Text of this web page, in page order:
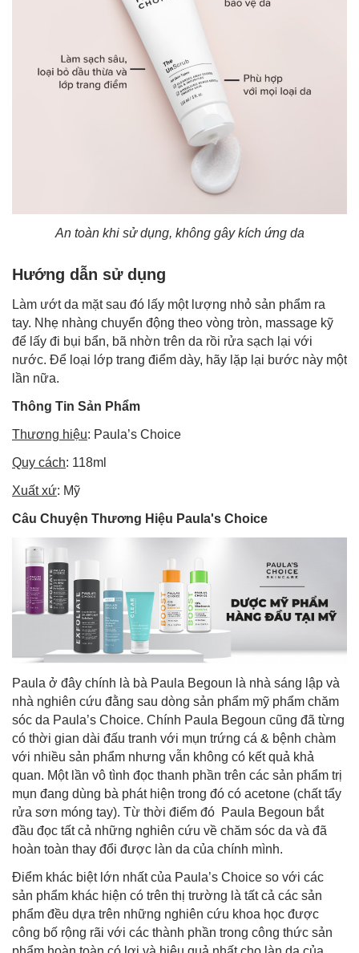
An toàn khi sử dụng, không gây kích ứng da
Hướng dẫn sử dụng
Làm ướt da mặt sau đó lấy một lượng nhỏ sản phẩm ra
tay. Nhẹ nhàng chuyển động theo vòng tròn, massage kỹ
để lấy đi bụi bẩn, bã nhờn trên da rồi rửa sạch lại với
nước. Để loại lớp trang điểm dày, hãy lặp lại bước này một
lần nữa.
Thông Tin Sản Phẩm
Thương hiệu: Paula’s Choice
Quy cách: 118ml
Xuất xứ: Mỹ
Câu Chuyện Thương Hiệu Paula's Choice
Paula ở đây chính là bà Paula Begoun là nhà sáng lập và
nhà nghiên cứu đằng sau dòng sản phẩm mỹ phẩm chăm
sóc da Paula’s Choice. Chính Paula Begoun cũng đã từng
có thời gian dài đấu tranh với mụn trứng cá & bệnh chàm
với nhiều sản phẩm nhưng vẫn không có kết quả khả
quan. Một lần vô tình đọc thanh phần trên các sản phẩm trị
mụn đang dùng bà phát hiện trong đó có acetone (chất tẩy
rửa sơn móng tay). Từ thời điểm đó Paula Begoun bắt
đầu đọc tất cả những nghiên cứu về chăm sóc da và đã
hoàn toàn thay đổi được làn da của chính mình.
Điểm khác biệt lớn nhất của Paula’s Choice so với các
sản phẩm khác hiện có trên thị trường là tất cả các sản
phẩm đều dựa trên những nghiên cứu khoa học được
công bố rộng rãi với các thành phần trong công thức sản